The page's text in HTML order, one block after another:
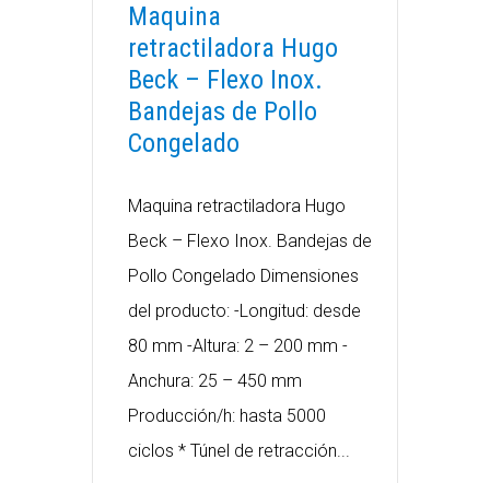
Maquina
retractiladora Hugo
Beck – Flexo Inox.
Bandejas de Pollo
Congelado
Maquina retractiladora Hugo
Beck – Flexo Inox. Bandejas de
Pollo Congelado Dimensiones
del producto: -Longitud: desde
80 mm -Altura: 2 – 200 mm -
Anchura: 25 – 450 mm
Producción/h: hasta 5000
ciclos * Túnel de retracción...